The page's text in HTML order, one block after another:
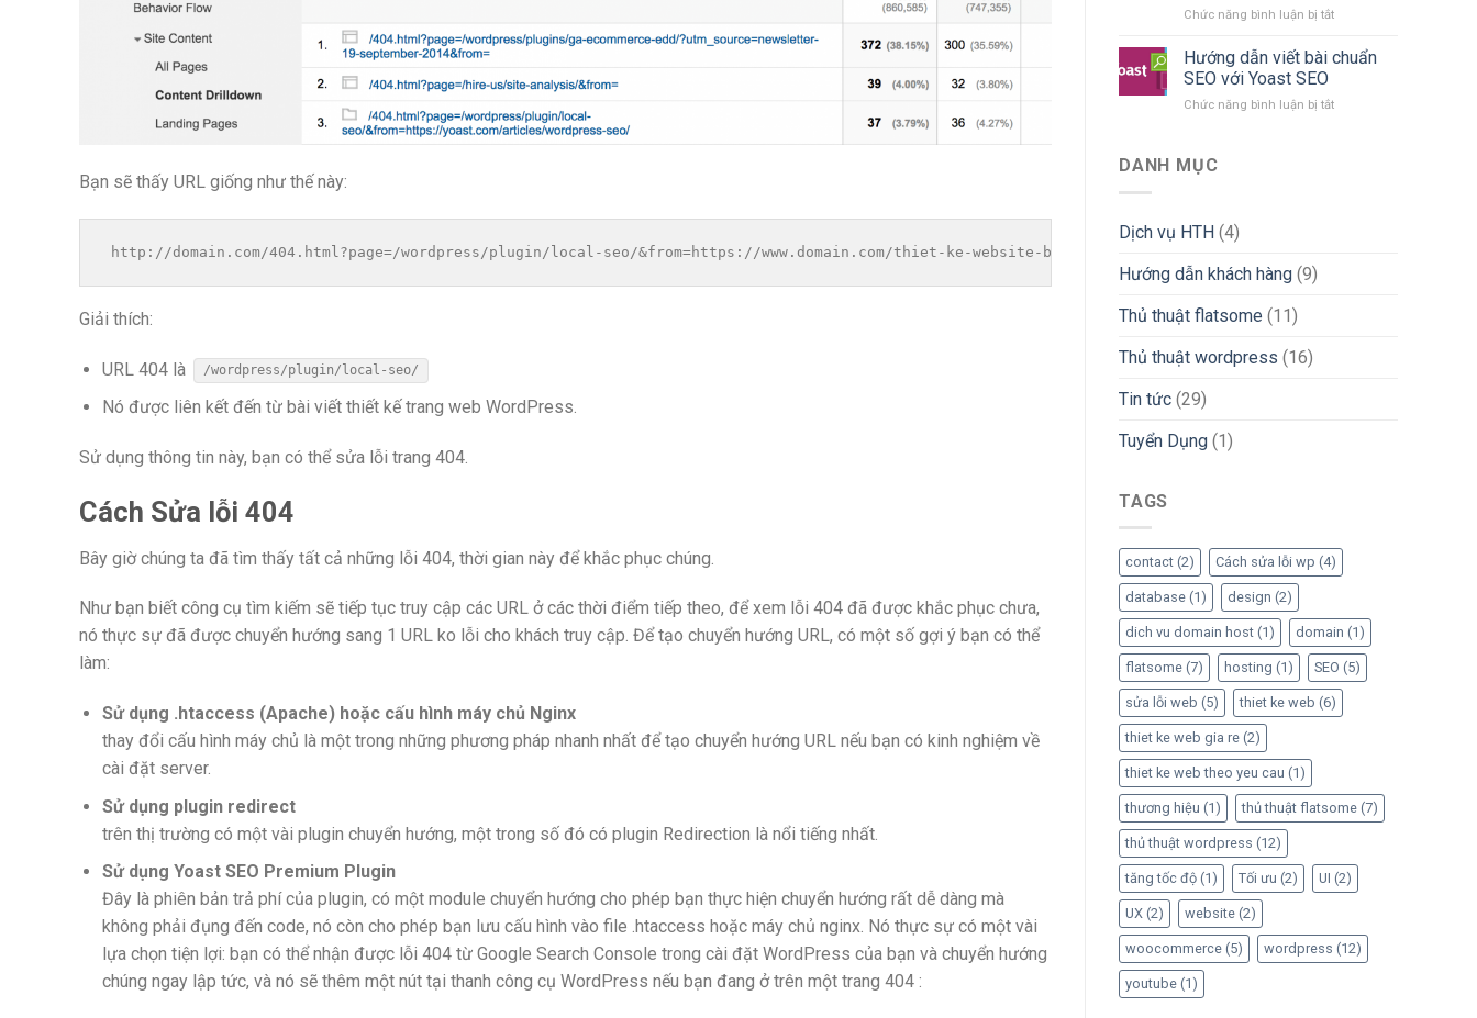
Bạn sẽ thấy URL giống như thế này:
http://domain.com/404.html?page=/wordpress/plugin/local-seo/&from=https://www.domain.com/thiet-ke-website-ban-hang
Giải thích:
URL 404 là /wordpress/plugin/local-seo/
Nó được liên kết đến từ bài viết thiết kế trang web WordPress.
Sử dụng thông tin này, bạn có thể sửa lỗi trang 404.
Cách Sửa lỗi 404
Bây giờ chúng ta đã tìm thấy tất cả những lỗi 404, thời gian này để khắc phục chúng.
Như bạn biết công cụ tìm kiếm sẽ tiếp tục truy cập các URL ở các thời điểm tiếp theo, để xem lỗi 404 đã được khắc phục chưa,
nó thực sự đã được chuyển hướng sang 1 URL ko lỗi cho khách truy cập. Để tạo chuyển hướng URL, có một số gợi ý bạn có thể
làm:
Sử dụng .htaccess (Apache) hoặc cấu hình máy chủ Nginx
thay đổi cấu hình máy chủ là một trong những phương pháp nhanh nhất để tạo chuyển hướng URL nếu bạn có kinh nghiệm về
cài đặt server.
Sử dụng plugin redirect
trên thị trường có một vài plugin chuyển hướng, một trong số đó có plugin Redirection là nổi tiếng nhất.
Sử dụng Yoast SEO Premium Plugin
Đây là phiên bản trả phí của plugin, có một module chuyển hướng cho phép bạn thực hiện chuyển hướng rất dễ dàng mà
không phải đụng đến code, nó còn cho phép bạn lưu cấu hình vào file .htaccess hoặc máy chủ nginx. Nó thực sự có một vài
lựa chọn tiện lợi: bạn có thể nhận được lỗi 404 từ Google Search Console trong cài đặt WordPress của bạn và chuyển hướng
chúng ngay lập tức, và nó sẽ thêm một nút tại thanh công cụ WordPress nếu bạn đang ở trên một trang 404 :
flatsome
zalo
khóa
đơn
Chức năng bình luận bị tắtở
Dẫn
Và
Hướng dẫn viết bài chuẩn
SEO với Yoast SEO
Chức năng bình luận bị tắtở
DANH MỤC
Dịch vụ HTH (4)
Hướng dẫn khách hàng (9)
Thủ thuật flatsome (11)
Thủ thuật wordpress (16)
Tin tức (29)
Tuyển Dụng (1)
TAGS
contact (2) Cách sửa lỗi wp (4)
database (1) design (2)
dich vu domain host (1) domain (1)
flatsome (7) hosting (1) SEO (5)
sửa lỗi web (5) thiet ke web (6)
thiet ke web gia re (2)
thiet ke web theo yeu cau (1)
thương hiệu (1) thủ thuật flatsome (7)
thủ thuật wordpress (12)
tăng tốc độ (1) Tối ưu (2) UI (2)
UX (2) website (2)
woocommerce (5) wordpress (12)
youtube (1)